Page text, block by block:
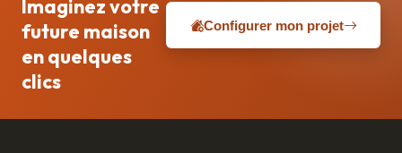
Imaginez votre
future maison
en quelques
clics
Configurer mon projet